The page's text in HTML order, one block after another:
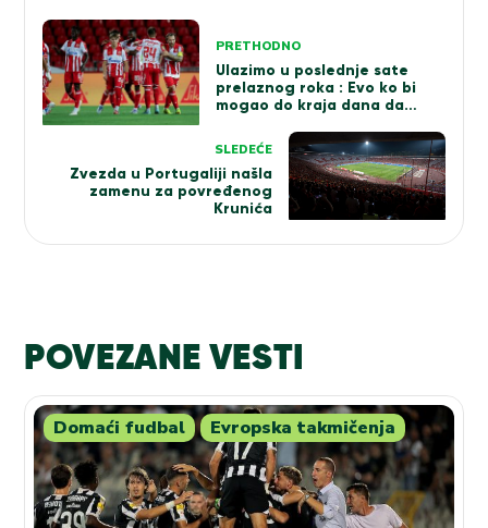
Kretanje
članka
PRETHODNO
Ulazimo u poslednje sate
prelaznog roka : Evo ko bi
mogao do kraja dana da
SLEDEĆE
Zvezda u Portugaliji našla
zamenu za povređenog
Krunića
POVEZANE VESTI
Domaći fudbal Evropska takmičenja